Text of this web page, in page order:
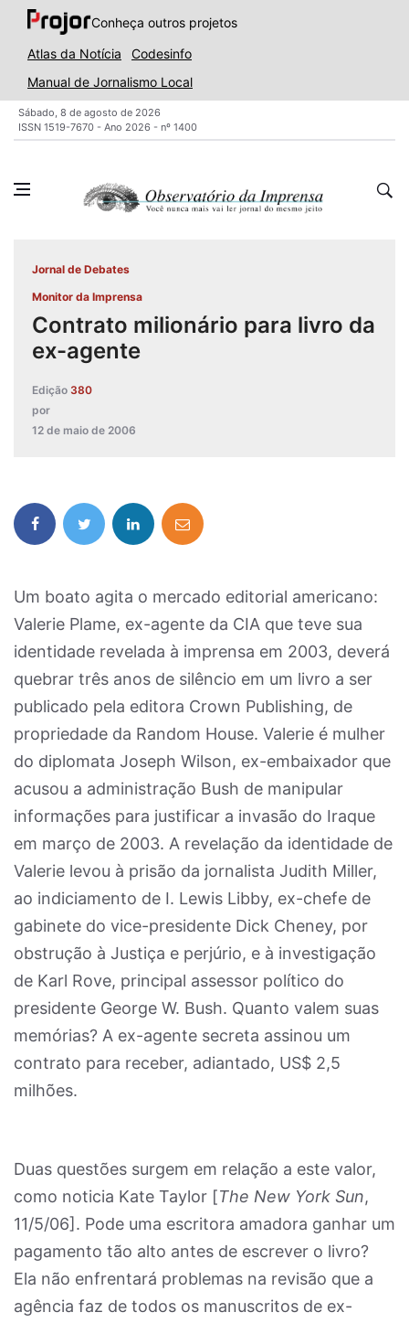
Conheça outros projetos
Atlas da Notícia
Codesinfo
Manual de Jornalismo Local
Sábado, 8 de agosto de 2026
ISSN 1519-7670 - Ano 2026 - nº 1400
Jornal de Debates
Monitor da Imprensa
Contrato milionário para livro da
ex-agente
Edição 380
por
12 de maio de 2006
Um boato agita o mercado editorial americano:
Valerie Plame, ex-agente da CIA que teve sua
identidade revelada à imprensa em 2003, deverá
quebrar três anos de silêncio em um livro a ser
publicado pela editora Crown Publishing, de
propriedade da Random House. Valerie é mulher
do diplomata Joseph Wilson, ex-embaixador que
acusou a administração Bush de manipular
informações para justificar a invasão do Iraque
em março de 2003. A revelação da identidade de
Valerie levou à prisão da jornalista Judith Miller,
ao indiciamento de I. Lewis Libby, ex-chefe de
gabinete do vice-presidente Dick Cheney, por
obstrução à Justiça e perjúrio, e à investigação
de Karl Rove, principal assessor político do
presidente George W. Bush. Quanto valem suas
memórias? A ex-agente secreta assinou um
contrato para receber, adiantado, US$ 2,5
milhões.
Duas questões surgem em relação a este valor,
como noticia Kate Taylor [The New York Sun,
11/5/06]. Pode uma escritora amadora ganhar um
pagamento tão alto antes de escrever o livro?
Ela não enfrentará problemas na revisão que a
agência faz de todos os manuscritos de ex-